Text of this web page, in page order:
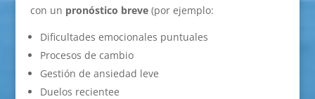
con un pronóstico breve(por ejemplo:
Dificultades emocionales puntuales
Procesos de cambio
Gestión de ansiedad leve
Duelos recientee